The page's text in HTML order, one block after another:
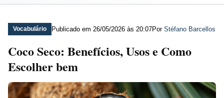
Vocabulário Publicado em 26/05/2026 às 20:07Por Stéfano Barcellos
Coco Seco: Benefícios, Usos e Como
Escolher bem